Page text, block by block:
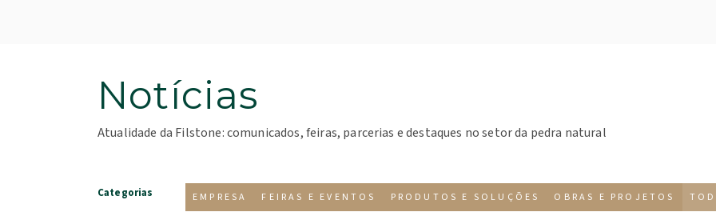
Notícias
Atualidade da Filstone: comunicados, feiras, parcerias e destaques no setor da pedra natural
Categorias EMPRESA FEIRAS E EVENTOS PRODUTOS E SOLUÇÕES OBRAS E PROJETOS